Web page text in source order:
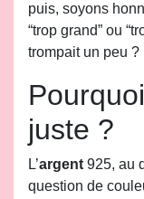
puis, soyons
“trop grand” ou
trompait un peu ?
juste ?
L’argent 925, au
question de